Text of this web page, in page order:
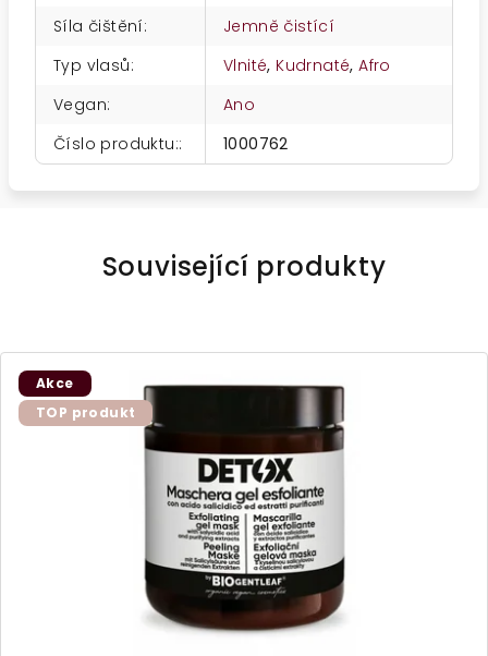
Síla čištění:
Jemně čistící
Typ vlasů: Vlnité, Kudrnaté,Afro
Vegan:
Ano
Číslo produktu:: 1000762
Související produkty
Akce
TOP produkt